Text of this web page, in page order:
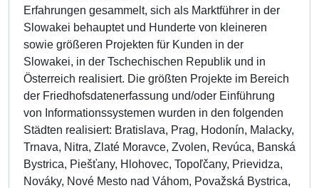
Erfahrungen gesammelt, sich als Marktführer in der
Slowakei behauptet und Hunderte von kleineren
sowie größeren Projekten für Kunden in der
Slowakei, in der Tschechischen Republik und in
Österreich realisiert. Die größten Projekte im Bereich
der Friedhofsdatenerfassung und/oder Einführung
von Informationssystemen wurden in den folgenden
Städten realisiert: Bratislava, Prag, Hodonín, Malacky,
Trnava, Nitra, Zlaté Moravce, Zvolen, Revúca, Banská
Bystrica, Piešťany, Hlohovec, Topoľčany, Prievidza,
Nováky, Nové Mesto nad Váhom, Považská Bystrica,